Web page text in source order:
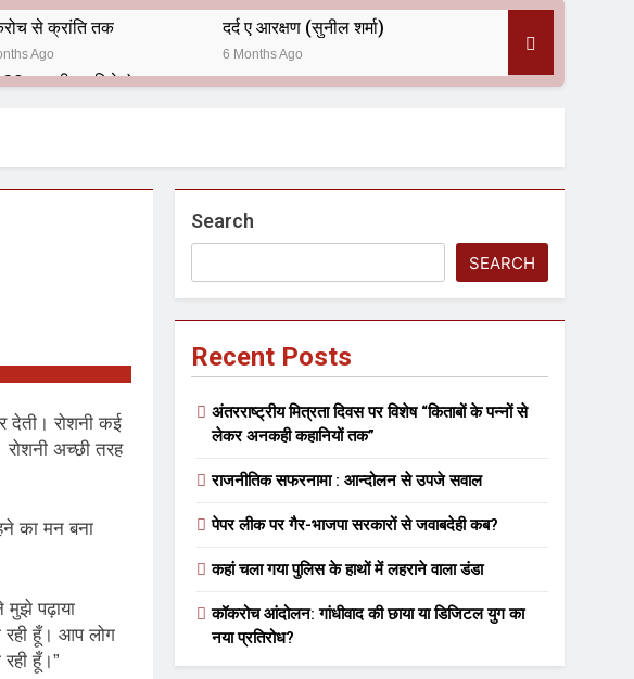
से क्रांति तक
Ago
दर्द ए आरक्षण (सुनील शर्मा)
6 Months Ago
एव अद्वीतीय है महात्मा गांधी (पुण्य तिथि-30 जनवरी पर विशेष)
में बढ़ते कदम
का भव्य आयोजन
समाज सेवा मे तत्पर दानवीर परिवार
कर्पूरी ठाकुर
देती। रोशनी कई
अच्छी तरह
का मन बना
मुझे पढ़ाया
हूँ। आप लोग
हूँ।”
Search
SEARCH
Recent Posts
अंतरराष्ट्रीय मित्रता दिवस पर विशेष “किताबों के पन्नों से
लेकर अनकही कहानियों तक”
राजनीतिक सफरनामा : आन्दोलन से उपजे सवाल
पेपर लीक पर गैर-भाजपा सरकारों से जवाबदेही कब?
कहां चला गया पुलिस के हाथों में लहराने वाला डंडा
कॉकरोच आंदोलन: गांधीवाद की छाया या डिजिटल युग का
नया प्रतिरोध?